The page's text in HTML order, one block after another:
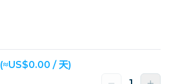
(≈US$0.00 / 天)